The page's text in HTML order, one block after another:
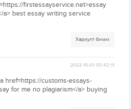
firstessayservice.net>essay
a> best essay writing service
Хариулт бичих
2022-10-01 03:42:11
href=https://customs-essays-
for me no plagiarism</a> buying